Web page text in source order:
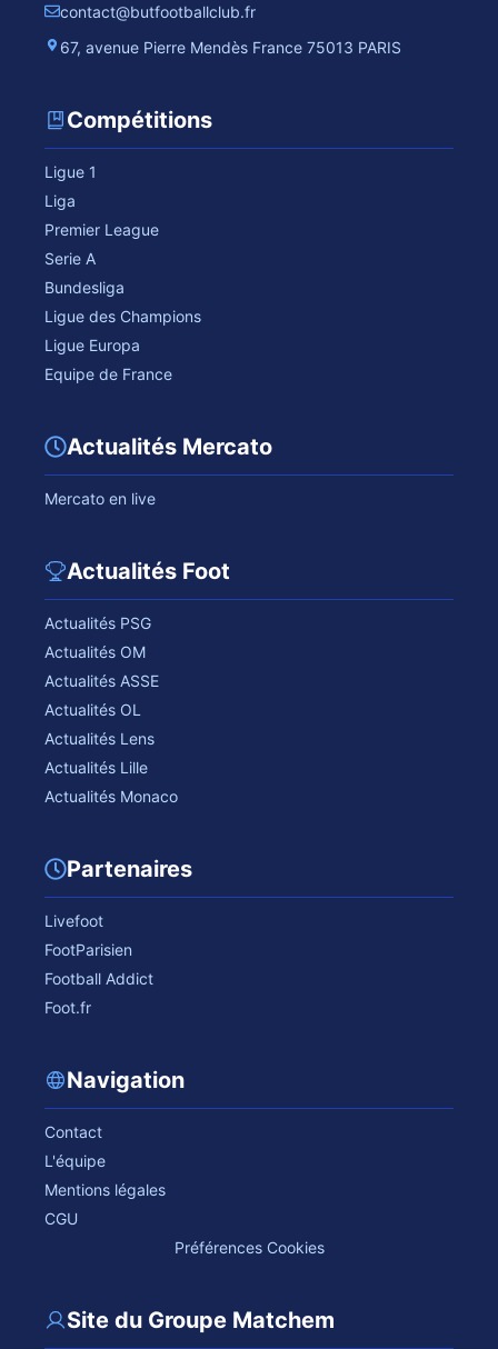
contact@butfootballclub.fr
67, avenue Pierre Mendès France 75013 PARIS
Compétitions
Ligue 1
Liga
Premier League
Serie A
Bundesliga
Ligue des Champions
Ligue Europa
Equipe de France
Actualités Mercato
Mercato en live
Actualités Foot
Actualités PSG
Actualités OM
Actualités ASSE
Actualités OL
Actualités Lens
Actualités Lille
Actualités Monaco
Partenaires
Livefoot
FootParisien
Football Addict
Foot.fr
Navigation
Contact
L'équipe
Mentions légales
CGU
Préférences Cookies
Site du Groupe Matchem